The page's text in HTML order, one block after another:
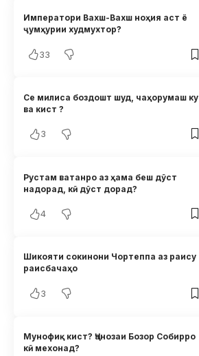
Императори Вахш-Вахш ноҳия аст ё
ҷумҳурии худмухтор?
33
Се милиса боздошт шуд, чаҳорумаш ку
ва кист ?
3
Рустам ватанро аз ҳама беш дӯст
надорад, кӣ дӯст дорад?
4
Шикояти сокинони Чортеппа аз раису
раисбачаҳо
3
Мунофиқ кист? Ҷанозаи Бозор Собирро
кӣ мехонад?